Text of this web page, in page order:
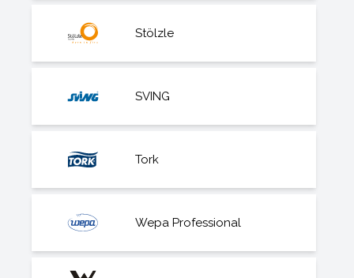
Stölzle
SVING
Tork
Wepa Professional